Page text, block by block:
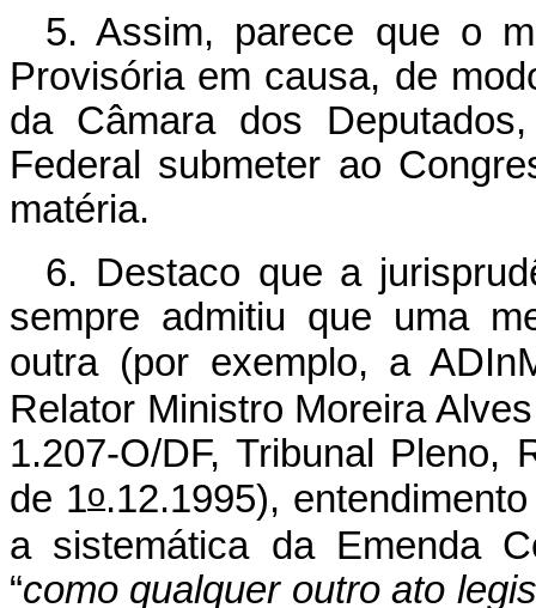
5. Assim, parece que o
Provisória em causa, de
da Câmara dos
Federal submeter ao
matéria.
6. Destaco que a
sempre admitiu que uma
outra (por exemplo, a
Relator Ministro Moreira
1.207-O/DF, Tribunal Pleno,
de 1o.12.1995),
a sistemática da Emenda
“como qualquer outro ato